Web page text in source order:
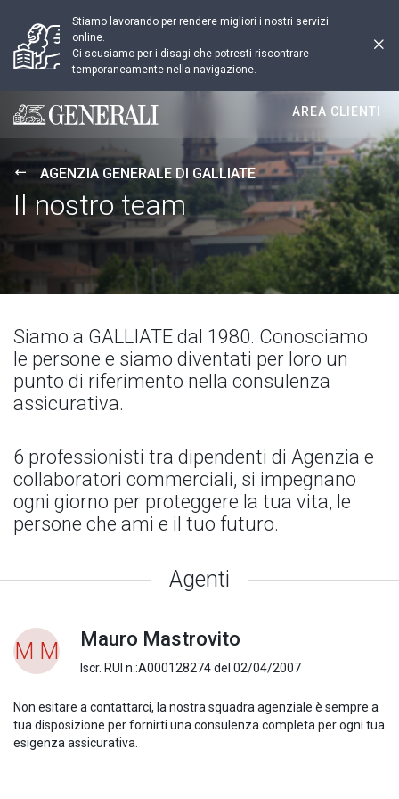
Stiamo lavorando per rendere migliori i nostri servizi
online.
Ci scusiamo per i disagi che potresti riscontrare
temporaneamente nella navigazione.
Generali logo
AREA CLIENTI
AGENZIA GENERALE DI GALLIATE
Il nostro team
Siamo a GALLIATE dal 1980. Conosciamo
le persone e siamo diventati per loro un
punto di riferimento nella consulenza
assicurativa.
6 professionisti tra dipendenti di Agenzia e
collaboratori commerciali, si impegnano
ogni giorno per proteggere la tua vita, le
persone che ami e il tuo futuro.
Agenti
M M Mauro Mastrovito
Iscr. RUI n.:A000128274 del 02/04/2007
Non esitare a contattarci, la nostra squadra agenziale è sempre a
tua disposizione per fornirti una consulenza completa per ogni tua
esigenza assicurativa.